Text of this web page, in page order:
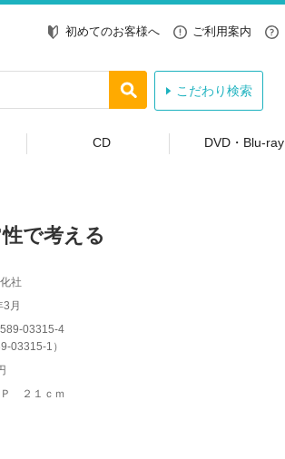
初めてのお客様へ ご利用案内
こだわり検索
CD DVD・Blu-ray
で考える
社
月
03315-4
03315-1 ）
Ｐ ２１ｃｍ